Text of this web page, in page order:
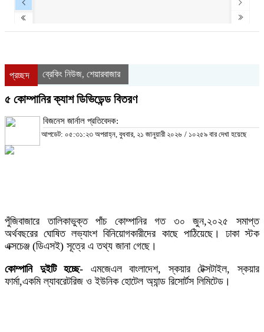
প্রচ্ছদ ব্রেকিং নিউজ, শেয়ারবাজার
৫ কোম্পানির ক্যাশ ডিভিডেন্ড বিতরণ
বিজনেস জার্নাল প্রতিবেদক:
আপডেট: ০৫:৩১:২৩ অপরাহ্ন, বুধবার, ২১ জানুয়ারী ২০২৬ / ১০২৫৯ বার দেখা হয়েছে
পুঁজিবাজারে তালিকাভুক্ত পাঁচ কোম্পানির গত ৩০ জুন,২০২৫ সমাপ্ত
অর্থবছরের ঘোষিত লভ্যাংশ বিনিয়োগকারীদের কাছে পাঠিয়েছে। ঢাকা স্টক
এক্সচেঞ্জ (ডিএসই) সূত্রে এ তথ্য জানা গেছে।
কোম্পানি দুইটি হচ্ছে- এমজেএল বাংলাদেশ, স্কয়ার টেক্সটাইল, স্কয়ার
ফার্মা,একমি ল্যাবরেটরিজ ও ইউনিক হোটেল অ্যান্ড রিসোর্টস লিমিটেড।